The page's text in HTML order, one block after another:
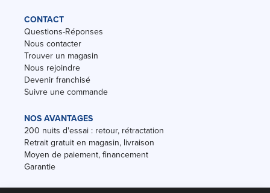
CONTACT
Questions-Réponses
Nous contacter
Trouver un magasin
Nous rejoindre
Devenir franchisé
Suivre une commande
NOS AVANTAGES
200 nuits d'essai : retour, rétractation
Retrait gratuit en magasin, livraison
Moyen de paiement, financement
Garantie